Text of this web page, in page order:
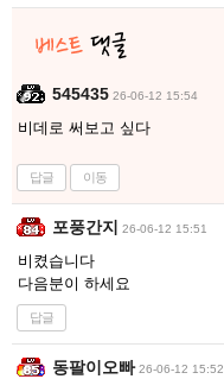
545435 26-06-12 15:54
비데로 써보고 싶다
답글 이동
포풍간지 26-06-12 15:51
비켰습니다
다음분이 하세요
답글
동팔이오빠 26-06-12 15:52